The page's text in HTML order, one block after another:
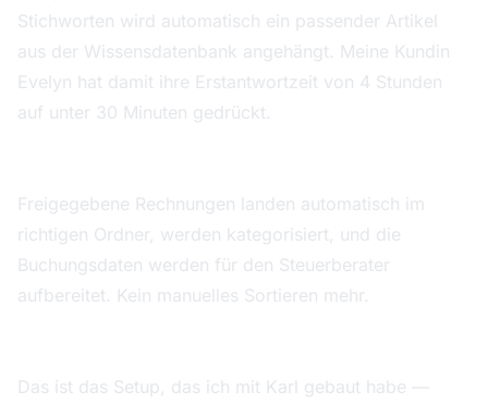
Stichworten wird automatisch ein passender Artikel
aus der Wissensdatenbank angehängt. Meine Kundin
Evelyn hat damit ihre Erstantwortzeit von 4 Stunden
auf unter 30 Minuten gedrückt.
Freigegebene Rechnungen landen automatisch im
richtigen Ordner, werden kategorisiert, und die
Buchungsdaten werden für den Steuerberater
aufbereitet. Kein manuelles Sortieren mehr.
Das ist das Setup, das ich mit Karl gebaut habe —